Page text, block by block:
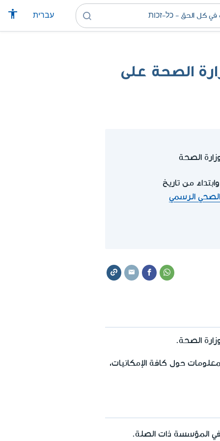
עברית
الصحة على
الصحة
وابتداءً من تاريخ
الرسمي
الصحة.
حول كافة الإمكانيات،
المؤسسة ذات الصلة.